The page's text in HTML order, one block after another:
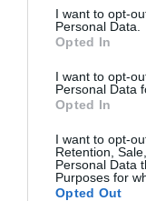
I want to opt-
Personal Data.
Opted In
I want to opt-
Personal Data
Opted In
I want to opt-
Retention,
Personal Data
Purposes for
Opted Out
Añadir
de forma
Mantente